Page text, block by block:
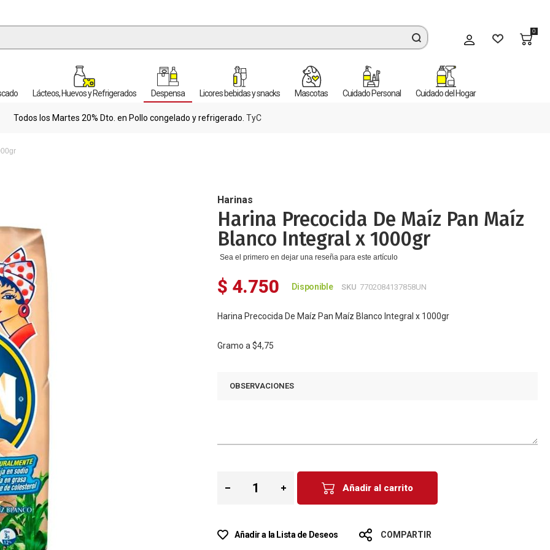
Mi cuenta
0
Lácteos, Huevos y Refrigerados Despensa Licores bebidas y snacks Mascotas Cuidado Personal Cuidado del Hogar
Todos los Martes 20% Dto. en Pollo congelado y refrigerado. TyC
Harinas
Harina Precocida De Maíz Pan Maíz
Blanco Integral x 1000gr
Sea el primero en dejar una reseña para este artículo
$ 4.750 Disponible SKU 7702084137858UN
Harina Precocida De Maíz Pan Maíz Blanco Integral x 1000gr
Gramo a $4,75
OBSERVACIONES
Añadir al carrito
Añadir a la Lista de Deseos COMPARTIR